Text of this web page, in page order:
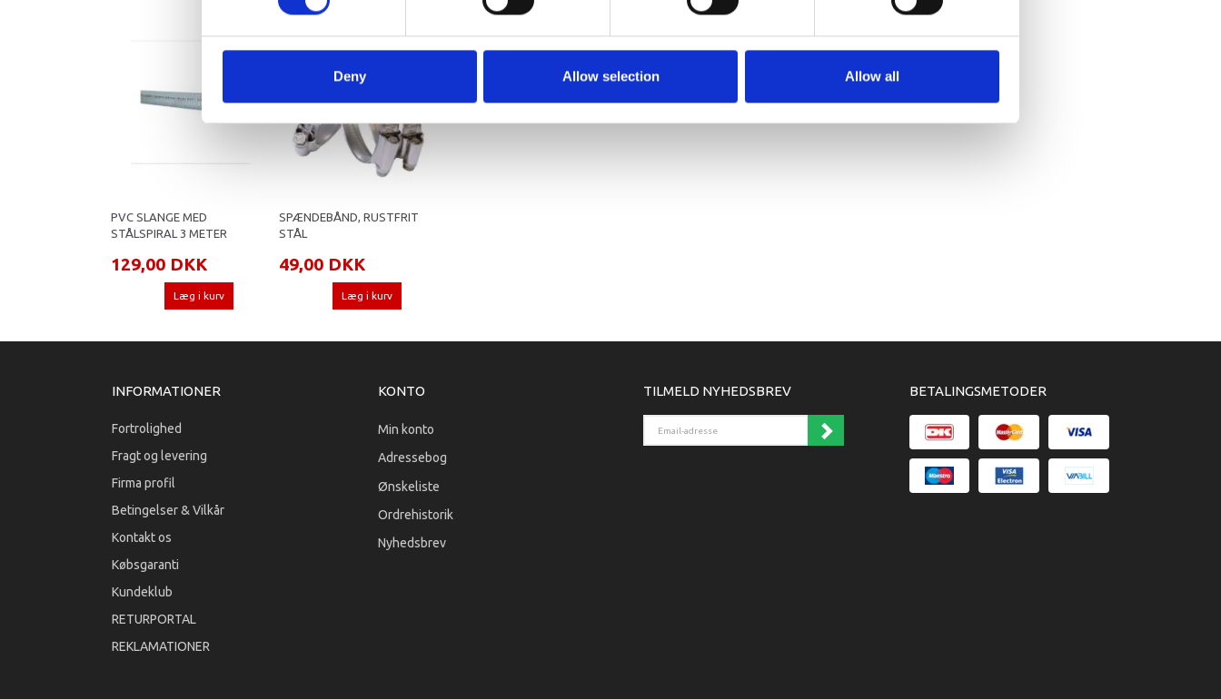
Deny Allow selection Allow all
PVC SLANGE MED
STÅLSPIRAL 3 METER
129,00 DKK
Læg i kurv
SPÆNDEBÅND, RUSTFRIT
STÅL
49,00 DKK
Læg i kurv
INFORMATIONER
Fortrolighed
Fragt og levering
Firma profil
Betingelser & Vilkår
Kontakt os
Købsgaranti
Kundeklub
RETURPORTAL
REKLAMATIONER
KONTO
Min konto
Adressebog
Ønskeliste
Ordrehistorik
Nyhedsbrev
TILMELD NYHEDSBREV BETALINGSMETODER